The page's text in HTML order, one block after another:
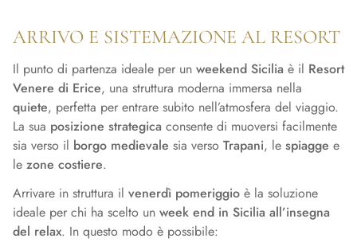
ARRIVO E SISTEMAZIONE AL RESORT
Il punto di partenza ideale per un weekend Sicilia è il Resort
Venere di Erice, una struttura moderna immersa nella
quiete, perfetta per entrare subito nell’atmosfera del viaggio.
La sua posizione strategica consente di muoversi facilmente
sia verso il borgo medievale sia verso Trapani, le spiagge e
le zone costiere.
Arrivare in struttura il venerdì pomeriggio è la soluzione
ideale per chi ha scelto un week end in Sicilia all’insegna
del relax. In questo modo è possibile: